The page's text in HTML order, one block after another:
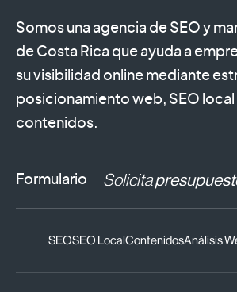
Somos una agencia de SEO y
de Costa Rica que ayuda a
su visibilidad online mediante
posicionamiento web, SEO
contenidos.
Formulario Solicita
SEOSEO Local ContenidosAnálisis